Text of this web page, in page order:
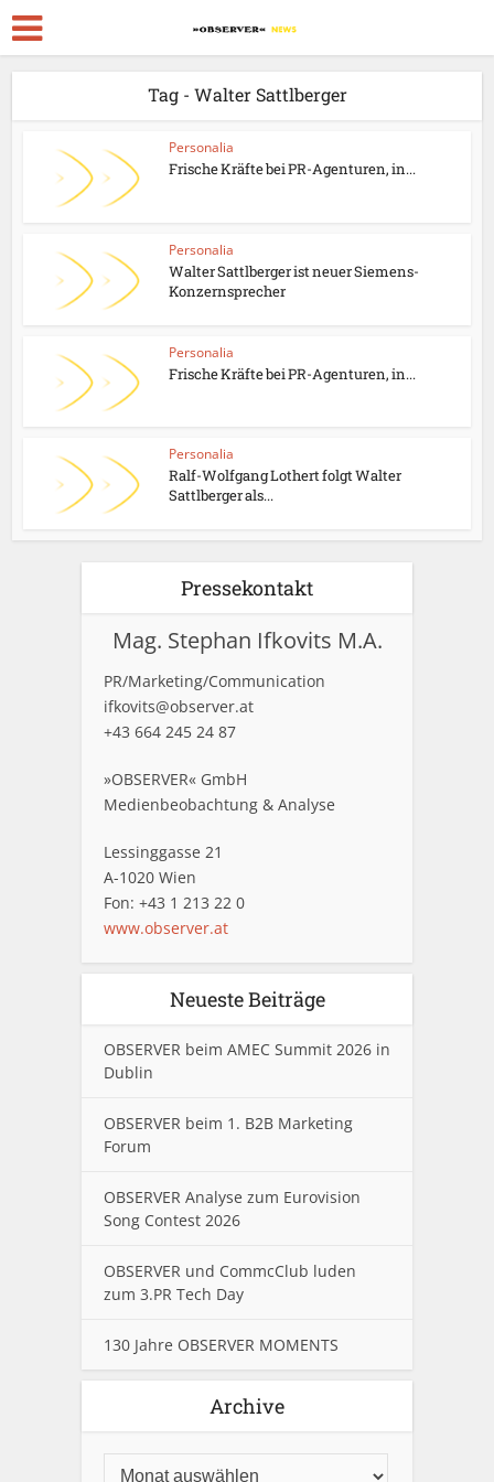
Tag - Walter Sattlberger
Personalia
Frische Kräfte bei PR-Agenturen, in...
Personalia
Walter Sattlberger ist neuer Siemens-
Konzernsprecher
Personalia
Frische Kräfte bei PR-Agenturen, in...
Personalia
Ralf-Wolfgang Lothert folgt Walter
Sattlberger als...
Pressekontakt
Mag. Stephan Ifkovits M.A.
PR/Marketing/Communication
ifkovits@observer.at
+43 664 245 24 87
»OBSERVER« GmbH
Medienbeobachtung & Analyse
Lessinggasse 21
A-1020 Wien
Fon: +43 1 213 22 0
www.observer.at
Neueste Beiträge
OBSERVER beim AMEC Summit 2026 in
Dublin
OBSERVER beim 1. B2B Marketing
Forum
OBSERVER Analyse zum Eurovision
Song Contest 2026
OBSERVER und CommcClub luden
zum 3.PR Tech Day
130 Jahre OBSERVER MOMENTS
Archive